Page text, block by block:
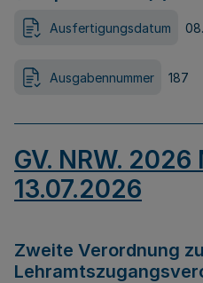
Ausfertigungsdatum
Ausgabennummer 187
GV. NRW.
13.07.2026
Zweite Verordnung